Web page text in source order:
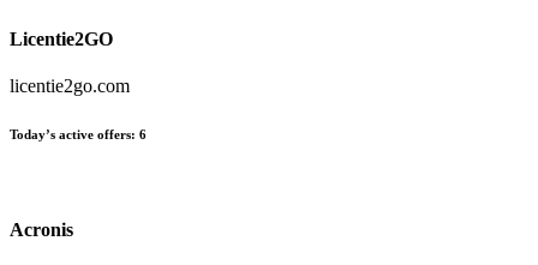
Licentie2GO
licentie2go.com
Today’s active offers: 6
Acronis